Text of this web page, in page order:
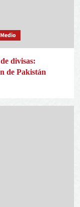
divisas:
de Pakistán